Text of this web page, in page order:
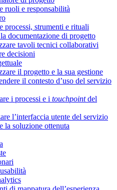
ruoli e responsabilità
processi, strumenti e rituali
documentazione di progetto
tavoli tecnici collaborativi
decisioni
il progetto e la sua gestione
il contesto d’uso del servizio
i processi e i touchpointdel
l’interfaccia utente del servizio
la soluzione ottenuta